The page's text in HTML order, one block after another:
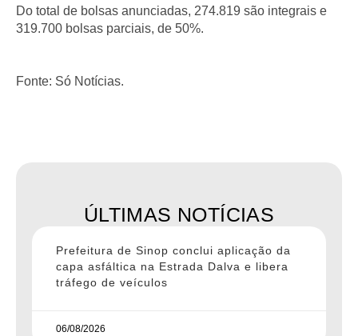
Do total de bolsas anunciadas, 274.819 são integrais e
319.700 bolsas parciais, de 50%.
Fonte: Só Notícias.
ÚLTIMAS NOTÍCIAS
Prefeitura de Sinop conclui aplicação da
capa asfáltica na Estrada Dalva e libera
tráfego de veículos
06/08/2026